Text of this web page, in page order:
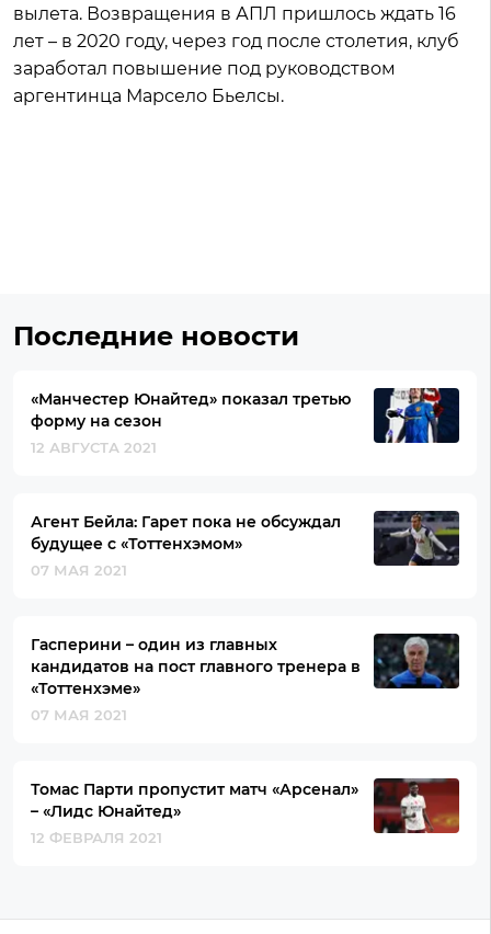
вылета. Возвращения в АПЛ пришлось ждать 16
лет – в 2020 году, через год после столетия, клуб
заработал повышение под руководством
аргентинца Марсело Бьелсы.
Последние новости
«Манчестер Юнайтед» показал третью
форму на сезон
12 АВГУСТА 2021
Агент Бейла: Гарет пока не обсуждал
будущее с «Тоттенхэмом»
07 МАЯ 2021
Гасперини – один из главных
кандидатов на пост главного тренера в
«Тоттенхэме»
07 МАЯ 2021
Томас Парти пропустит матч «Арсенал»
– «Лидс Юнайтед»
12 ФЕВРАЛЯ 2021